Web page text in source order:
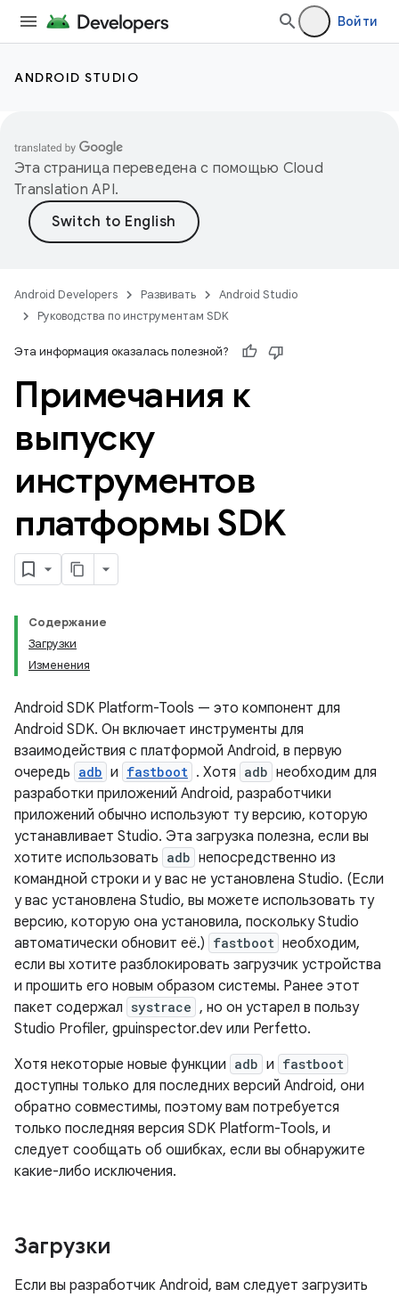
Войти
ANDROID STUDIO
Эта страница переведена с помощью Cloud
Translation API.
Android Developers Развивать
Android Studio
Руководства по инструментам SDK
Эта информация оказалась полезной?
Примечания к
выпуску
инструментов
платформы SDK
Содержание
Загрузки
Изменения
Android SDK Platform-Tools — это компонент для
Android SDK. Он включает инструменты для
взаимодействия с платформой Android, в первую
очередь adb и fastboot . Хотя adb необходим для
разработки приложений Android, разработчики
приложений обычно используют ту версию, которую
устанавливает Studio. Эта загрузка полезна, если вы
хотите использовать adb непосредственно из
командной строки и у вас не установлена ​​Studio. (Если
у вас установлена ​​Studio, вы можете использовать ту
версию, которую она установила, поскольку Studio
автоматически обновит её.) fastboot необходим,
если вы хотите разблокировать загрузчик устройства
и прошить его новым образом системы. Ранее этот
пакет содержал systrace , но он устарел в пользу
Studio Profiler, gpuinspector.dev или Perfetto.
Хотя некоторые новые функции adb и fastboot
доступны только для последних версий Android, они
обратно совместимы, поэтому вам потребуется
только последняя версия SDK Platform-Tools, и
следует сообщать об ошибках, если вы обнаружите
какие-либо исключения.
Загрузки
Если вы разработчик Android, вам следует загрузить